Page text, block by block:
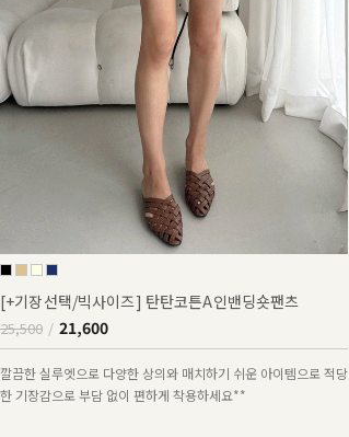
[+기장선택/빅사이즈] 탄탄코튼A인밴딩숏팬츠
25,500 21,600
깔끔한 실루엣으로 다양한 상의와 매치하기 쉬운 아이템으로 적당
한 기장감으로 부담 없이 편하게 착용하세요**